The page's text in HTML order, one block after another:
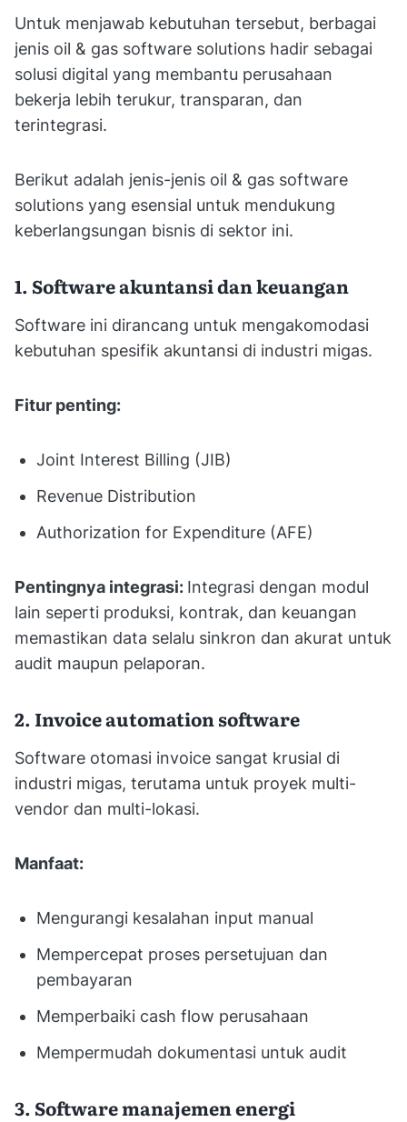
Untuk menjawab kebutuhan tersebut, berbagai
jenis oil & gas software solutions hadir sebagai
solusi digital yang membantu perusahaan
bekerja lebih terukur, transparan, dan
terintegrasi.
Berikut adalah jenis-jenis oil & gas software
solutions yang esensial untuk mendukung
keberlangsungan bisnis di sektor ini.
1. Software akuntansi dan keuangan
Software ini dirancang untuk mengakomodasi
kebutuhan spesifik akuntansi di industri migas.
Fitur penting:
Joint Interest Billing (JIB)
Revenue Distribution
Authorization for Expenditure (AFE)
Pentingnya integrasi: Integrasi dengan modul
lain seperti produksi, kontrak, dan keuangan
memastikan data selalu sinkron dan akurat untuk
audit maupun pelaporan.
2. Invoice automation software
Software otomasi invoice sangat krusial di
industri migas, terutama untuk proyek multi-
vendor dan multi-lokasi.
Manfaat:
Mengurangi kesalahan input manual
Mempercepat proses persetujuan dan
pembayaran
Memperbaiki cash flow perusahaan
Mempermudah dokumentasi untuk audit
3. Software manajemen energi